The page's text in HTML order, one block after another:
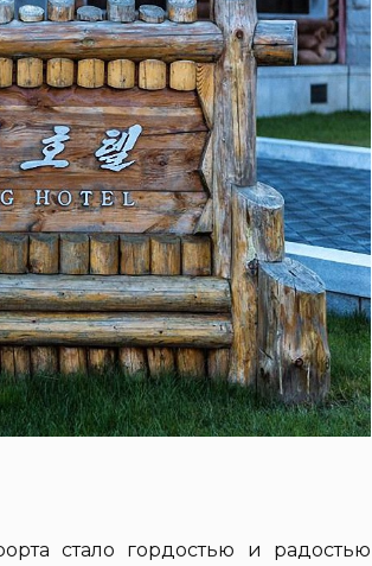
стало гордостью и радостью